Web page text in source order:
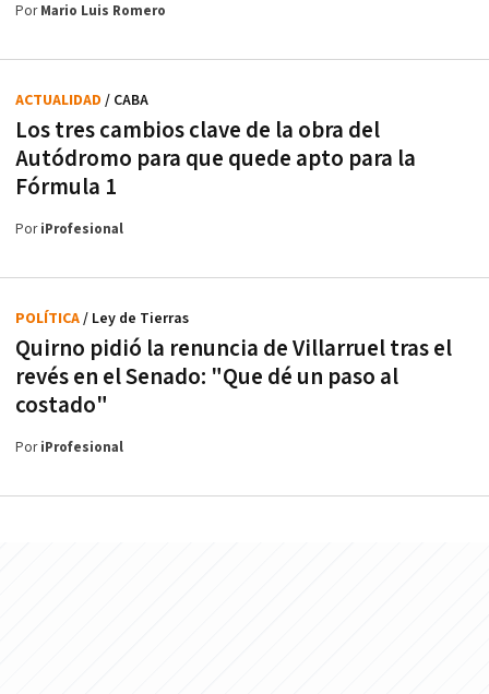
PorMario Luis Romero
Los tres cambios clave de la obra del
Autódromo para que quede apto para la
Fórmula 1
ACTUALIDAD / CABA
PoriProfesional
Quirno pidió la renuncia de Villarruel tras el
revés en el Senado: "Que dé un paso al
costado"
POLÍTICA/ Ley de Tierras
PoriProfesional